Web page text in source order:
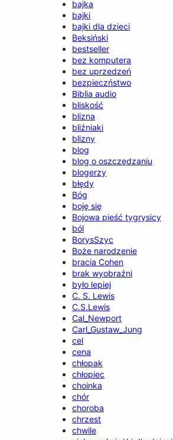
bajka
bajki
bajki dla dzieci
Beksiński
bestseller
bez komputera
bez uprzedzeń
bezpieczństwo
Biblia audio
bliskość
blizna
bliźniaki
blizny
blog
blog o oszczędzaniu
blogerzy
błędy
Bóg
boję się
Bojowa pieść tygrysicy
ból
BorysSzyc
Boże narodzenie
bracia Cohen
brak wyobraźni
było lepiej
C. S. Lewis
C.S.Lewis
Cal_Newport
Carl_Gustaw_Jung
cel
cena
chłopak
chłopiec
choinka
chór
choroba
chrzest
chwile